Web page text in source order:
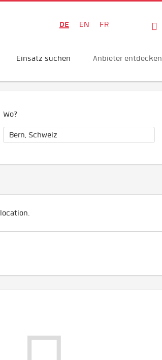
DE EN FR
Einsatz suchen Anbieter entdecken
Wo?